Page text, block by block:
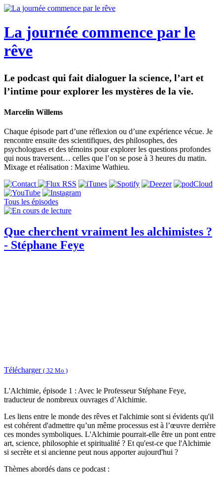
La journée commence par le
rêve
Le podcast qui fait dialoguer la science, l’art et
l’intime pour explorer les mystères de la vie.
Marcelin Willems
Chaque épisode part d’une réflexion ou d’une expérience vécue. Je
rencontre ensuite des scientifiques, des philosophes, des
psychologues et des témoins pour explorer les questions profondes
qui nous traversent… celles que l’on se pose à 3 heures du matin.
Mixage et réalisation : Maxime Wathieu.
Tous les épisodes
Que cherchent vraiment les alchimistes ?
- Stéphane Feye
Télécharger ( 32 Mo )
L'Alchimie, épisode 1 : Avec le Professeur Stéphane Feye,
traducteur de nombreux ouvrages d’Alchimie.
Les liens entre le monde des rêves et l'alchimie sont si évidents qu'il
est cohérent d'admettre qu’un même processus est à l’œuvre derrière
ces mondes symboliques. L'Alchimie pourrait-elle être un pont entre
art, science, philosophie et spiritualité ? Et qu'est-ce que l'Alchimie
si secrète et si ancienne peut nous apporter aujourd'hui ?
Thèmes abordés dans ce podcast :